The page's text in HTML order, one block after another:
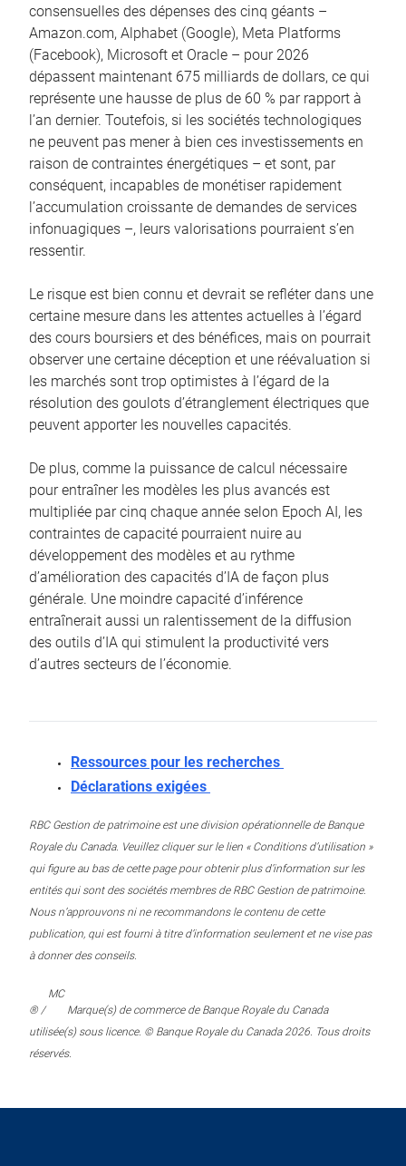
consensuelles des dépenses des cinq géants –
Amazon.com, Alphabet (Google), Meta Platforms
(Facebook), Microsoft et Oracle – pour 2026
dépassent maintenant 675 milliards de dollars, ce qui
représente une hausse de plus de 60 % par rapport à
l’an dernier. Toutefois, si les sociétés technologiques
ne peuvent pas mener à bien ces investissements en
raison de contraintes énergétiques – et sont, par
conséquent, incapables de monétiser rapidement
l’accumulation croissante de demandes de services
infonuagiques –, leurs valorisations pourraient s’en
ressentir.
Le risque est bien connu et devrait se refléter dans une
certaine mesure dans les attentes actuelles à l’égard
des cours boursiers et des bénéfices, mais on pourrait
observer une certaine déception et une réévaluation si
les marchés sont trop optimistes à l’égard de la
résolution des goulots d’étranglement électriques que
peuvent apporter les nouvelles capacités.
De plus, comme la puissance de calcul nécessaire
pour entraîner les modèles les plus avancés est
multipliée par cinq chaque année selon Epoch AI, les
contraintes de capacité pourraient nuire au
développement des modèles et au rythme
d’amélioration des capacités d’IA de façon plus
générale. Une moindre capacité d’inférence
entraînerait aussi un ralentissement de la diffusion
des outils d’IA qui stimulent la productivité vers
d’autres secteurs de l’économie.
Ressources pour les recherches
Déclarations exigées
RBC Gestion de patrimoine est une division opérationnelle de Banque
Royale du Canada. Veuillez cliquer sur le lien « Conditions d’utilisation »
qui figure au bas de cette page pour obtenir plus d’information sur les
entités qui sont des sociétés membres de RBC Gestion de patrimoine.
Nous n’approuvons ni ne recommandons le contenu de cette
publication, qui est fourni à titre d’information seulement et ne vise pas
à donner des conseils.
® /
MC
Marque(s) de commerce de Banque Royale du Canada
utilisée(s) sous licence. © Banque Royale du Canada 2026. Tous droits
réservés.